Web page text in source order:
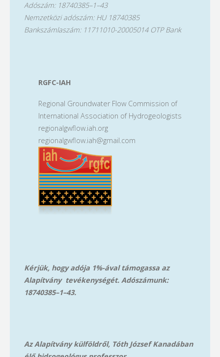
Adószám: 18740385–1–43
Nemzetközi adószám: HU 18740385
Bankszámlaszám: 11711010-20005014 OTP Bank
RGFC-IAH
Regional Groundwater Flow Commission of
International Association of Hydrogeologists
regionalgwflow.iah.org
regionalgwflow.iah@gmail.com
Kérjük, hogy adója 1%-ával támogassa az
Alapítvány tevékenységét. Adószámunk:
18740385–1–43.
Az Alapítvány külföldről, Tóth József Kanadában